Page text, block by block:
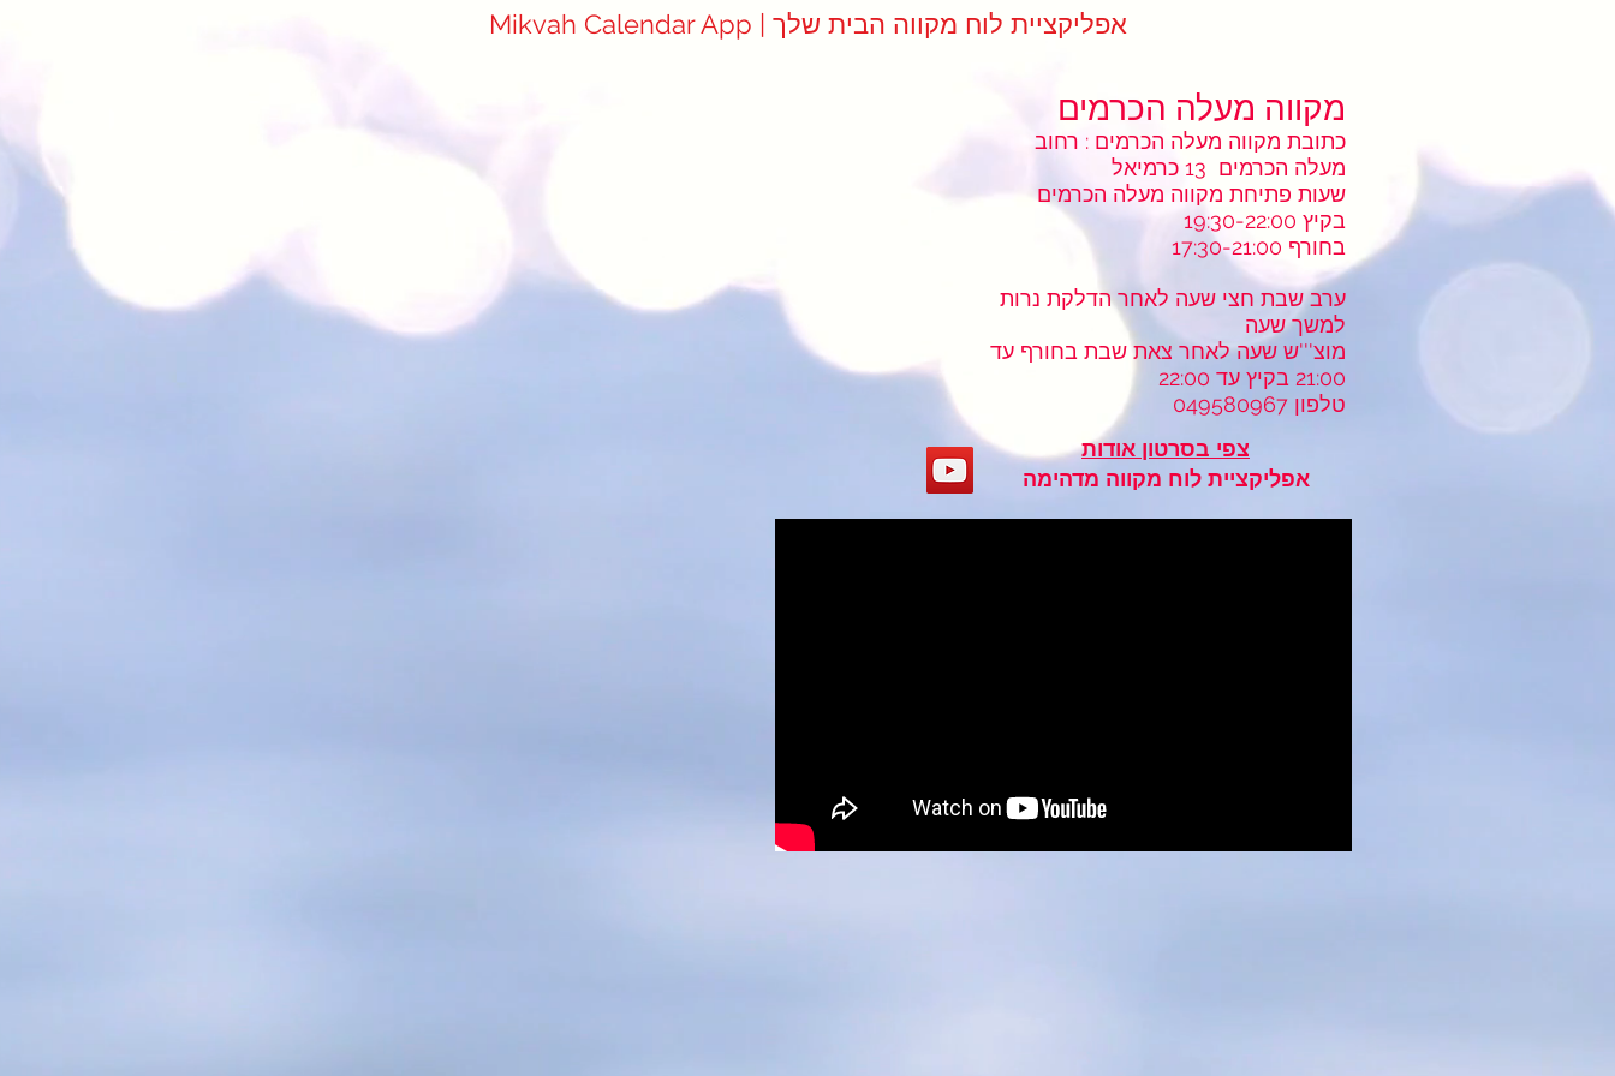
Mikvah Calendar App | אפליקציית לוח מקווה הבית שלך
מקווה מעלה הכרמים
מעלה הכרמים 13 כרמיאל
שעות פתיחת מקווה מעלה הכרמים
בקיץ 19:30-22:00
בחורף 17:30-21:00
ערב שבת חצי שעה לאחר הדלקת נרות
למשך שעה
מוצ'''ש שעה לאחר צאת שבת בחורף עד
21:00 בקיץ עד 22:00
טלפון 049580967
צפי בסרטון אודות
אפליקציית לוח מקווה מדהימה